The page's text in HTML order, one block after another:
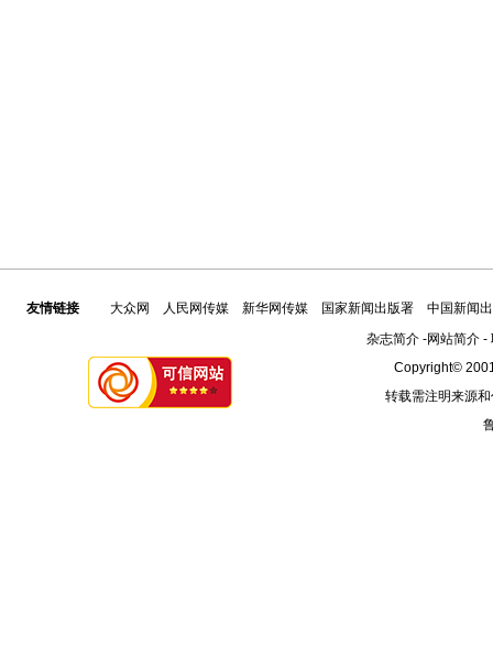
友情链接 大众网 人民网传媒 新华网传媒 国家新闻出版署
中国新闻
杂志简介-网站简介-
Copyright©
转载需注明来源